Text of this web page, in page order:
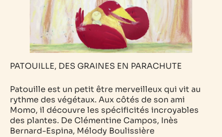
PATOUILLE, DES GRAINES EN PARACHUTE
Patouille est un petit être merveilleux qui vit au
rythme des végétaux. Aux côtés de son ami
Momo, il découvre les spécificités incroyables
des plantes. De Clémentine Campos, Inès
Bernard-Espina, Mélody Boulissière